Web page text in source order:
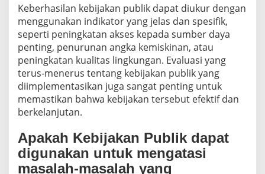
Keberhasilan kebijakan publik dapat diukur dengan
menggunakan indikator yang jelas dan spesifik,
seperti peningkatan akses kepada sumber daya
penting, penurunan angka kemiskinan, atau
peningkatan kualitas lingkungan. Evaluasi yang
terus-menerus tentang kebijakan publik yang
diimplementasikan juga sangat penting untuk
memastikan bahwa kebijakan tersebut efektif dan
berkelanjutan.
Apakah Kebijakan Publik dapat
digunakan untuk mengatasi
masalah-masalah yang